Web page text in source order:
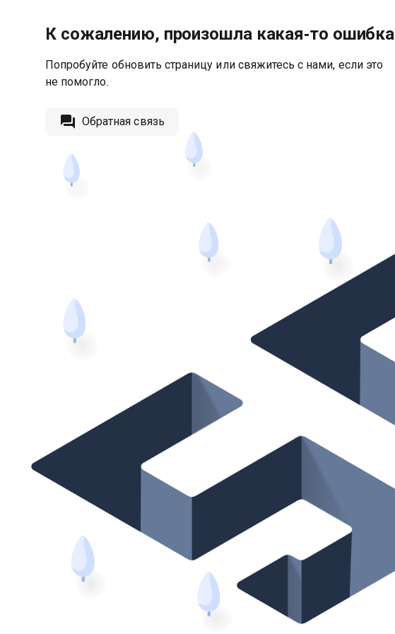
К сожалению, произошла какая‑то ошибка
Попробуйте обновить страницу или свяжитесь с нами, если это
не помогло.
Обратная связь